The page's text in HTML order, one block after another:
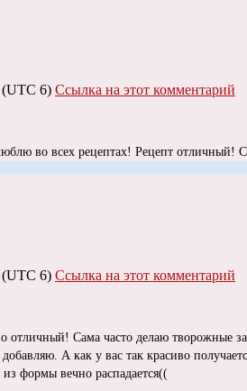
(UTC 6) Ссылка на этот комментарий
во всех рецептах! Рецепт отличный!
(UTC 6) Ссылка на этот комментарий
отличный! Сама часто делаю творожные
А как у вас так красиво
формы вечно распадается((